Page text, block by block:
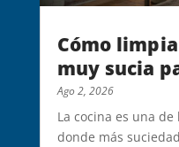
Cómo
muy sucia
Ago 2, 2026
La cocina es una
donde más